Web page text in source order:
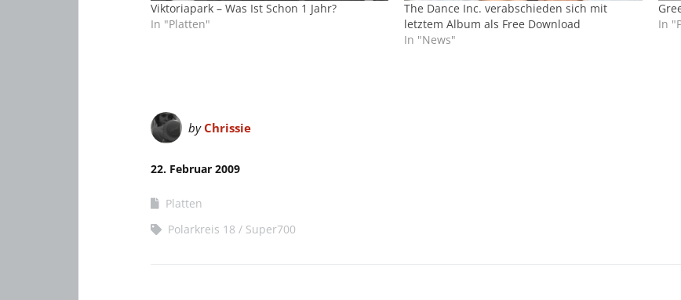
Viktoriapark – Was Ist Schon 1 Jahr?
In "Platten"
The Dance Inc. verabschieden sich mit
letztem Album als Free Download
In "News"
In
byChrissie
22. Februar 2009
Platten
Polarkreis 18
Super700